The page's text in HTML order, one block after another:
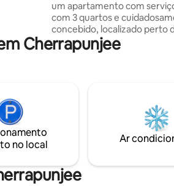
um apartamento com
com 3 quartos e
concebido, localizado perto
zona de Windermere Resort,
Shillong. Ideal para famílias,
Uma das maiores vantagens
STAY é a sua proximidade a
melhores cafés e
Shillong, o que proporciona
restauração a uma curta
Cherrapunjee
no local
Ar